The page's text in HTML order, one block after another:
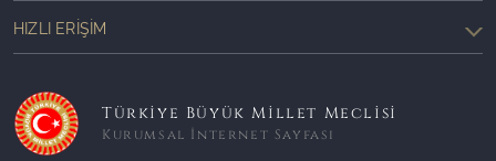
HIZLI ERIŞIM
Türkiye Büyük Millet Meclisi
Kurumsal İnternet Sayfası